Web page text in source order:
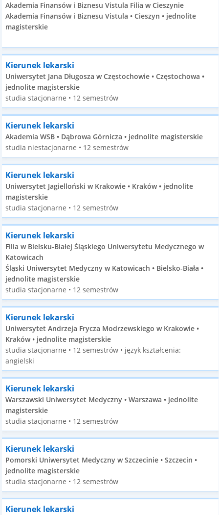
Akademia Finansów i Biznesu Vistula Filia w Cieszynie
Akademia Finansów i Biznesu Vistula • Cieszyn • jednolite
magisterskie
Kierunek lekarski
Uniwersytet Jana Długosza w Częstochowie • Częstochowa •
jednolite magisterskie
studia stacjonarne • 12 semestrów
Kierunek lekarski
Akademia WSB • Dąbrowa Górnicza • jednolite magisterskie
studia niestacjonarne • 12 semestrów
Kierunek lekarski
Uniwersytet Jagielloński w Krakowie • Kraków • jednolite
magisterskie
studia stacjonarne • 12 semestrów
Kierunek lekarski
Filia w Bielsku-Białej Śląskiego Uniwersytetu Medycznego w
Katowicach
Śląski Uniwersytet Medyczny w Katowicach • Bielsko-Biała •
jednolite magisterskie
studia stacjonarne • 12 semestrów
Kierunek lekarski
Uniwersytet Andrzeja Frycza Modrzewskiego w Krakowie •
Kraków • jednolite magisterskie
studia stacjonarne • 12 semestrów • język kształcenia:
angielski
Kierunek lekarski
Warszawski Uniwersytet Medyczny • Warszawa • jednolite
magisterskie
studia stacjonarne • 12 semestrów
Kierunek lekarski
Pomorski Uniwersytet Medyczny w Szczecinie • Szczecin •
jednolite magisterskie
studia stacjonarne • 12 semestrów
Kierunek lekarski